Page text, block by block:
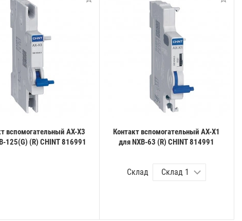
вспомогательный AX-X3
125(G) (R) CHINT 816991
Контакт вспомогательный AX-X1
для NXB-63 (R) CHINT 814991
Склад